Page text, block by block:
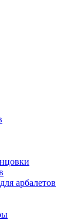
арбалетов